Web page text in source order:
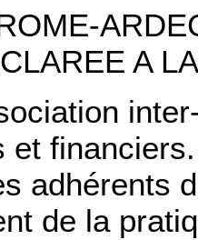
A
et
adhérents
de la